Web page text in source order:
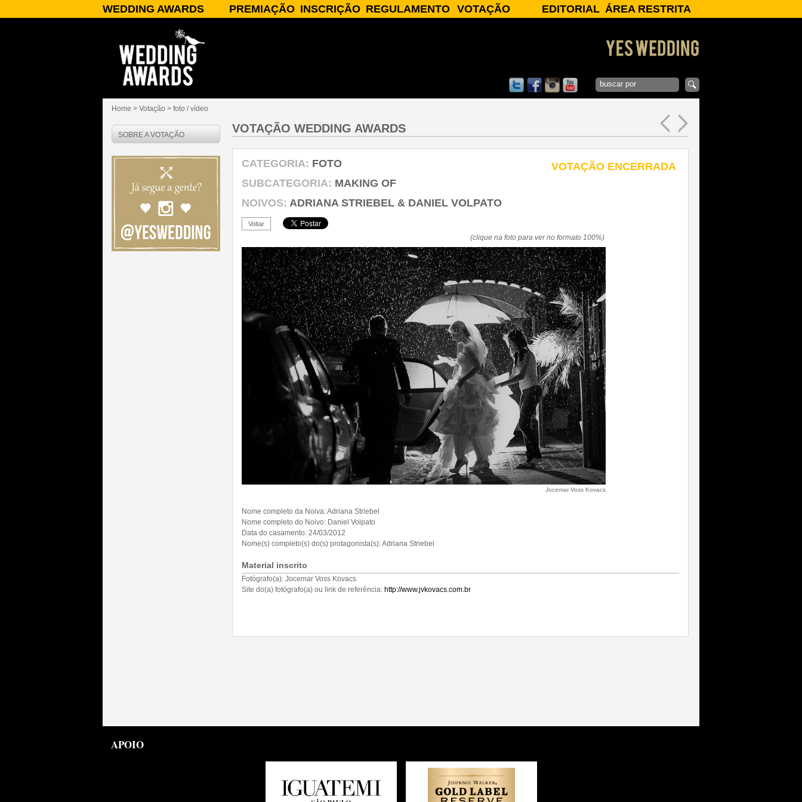
WEDDING AWARDS
PATROCÍNIO/APOIO
PARCEIROS
PUBLICIDADE
PERGUNTAS FREQUENTES
CONTATO
PREMIAÇÃO INSCRIÇÃO REGULAMENTO VOTAÇÃO EDITORIAL ÁREA RESTRITA
Senha:
x
Home > Votação > foto / vídeo
SOBRE A VOTAÇÃO VOTAÇÃO WEDDING AWARDS
VOTAÇÃO ENCERRADA
CATEGORIA: FOTO
SUBCATEGORIA: MAKING OF
NOIVOS: ADRIANA STRIEBEL & DANIEL VOLPATO
Voltar
(clique na foto para ver no formato 100%)
Jocemar Voss Kovacs
Nome completo da Noiva:Adriana Striebel
Nome completo do Noivo: Daniel Volpato
Data do casamento: 24/03/2012
Nome(s) completo(s) do(s) protagonista(s):Adriana Striebel
Material inscrito
Fotógrafo(a): Jocemar Voss Kovacs
Site do(a) fotógrafo(a) ou link de referência: http://www.jvkovacs.com.br
APOIO